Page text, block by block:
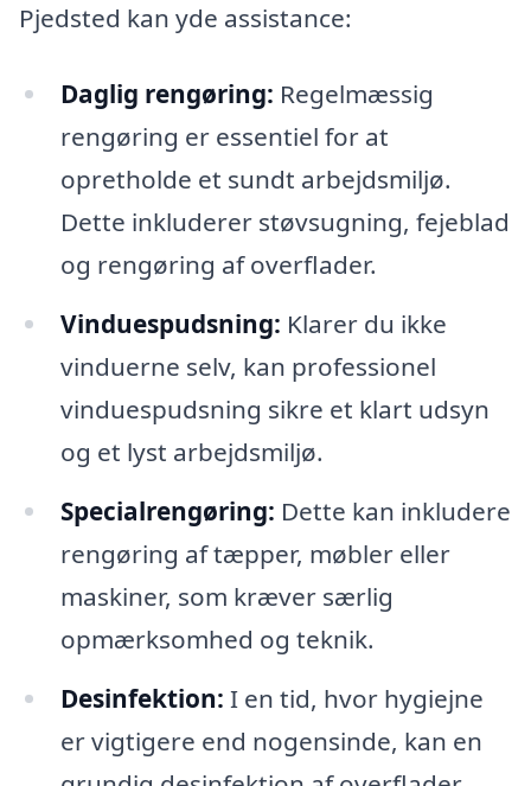
Pjedsted kan yde assistance:
Daglig rengøring: Regelmæssig
rengøring er essentiel for at
opretholde et sundt arbejdsmiljø.
Dette inkluderer støvsugning, fejeblad
og rengøring af overflader.
Vinduespudsning: Klarer du ikke
vinduerne selv, kan professionel
vinduespudsning sikre et klart udsyn
og et lyst arbejdsmiljø.
Specialrengøring: Dette kan inkludere
rengøring af tæpper, møbler eller
maskiner, som kræver særlig
opmærksomhed og teknik.
Desinfektion: I en tid, hvor hygiejne
er vigtigere end nogensinde, kan en